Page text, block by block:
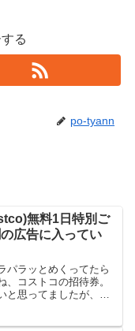
る
po-tyann
無料1日特別ご
広告に入ってい
パラッとめくってたら
、コストコの招待券。
と思ってましたが、遠